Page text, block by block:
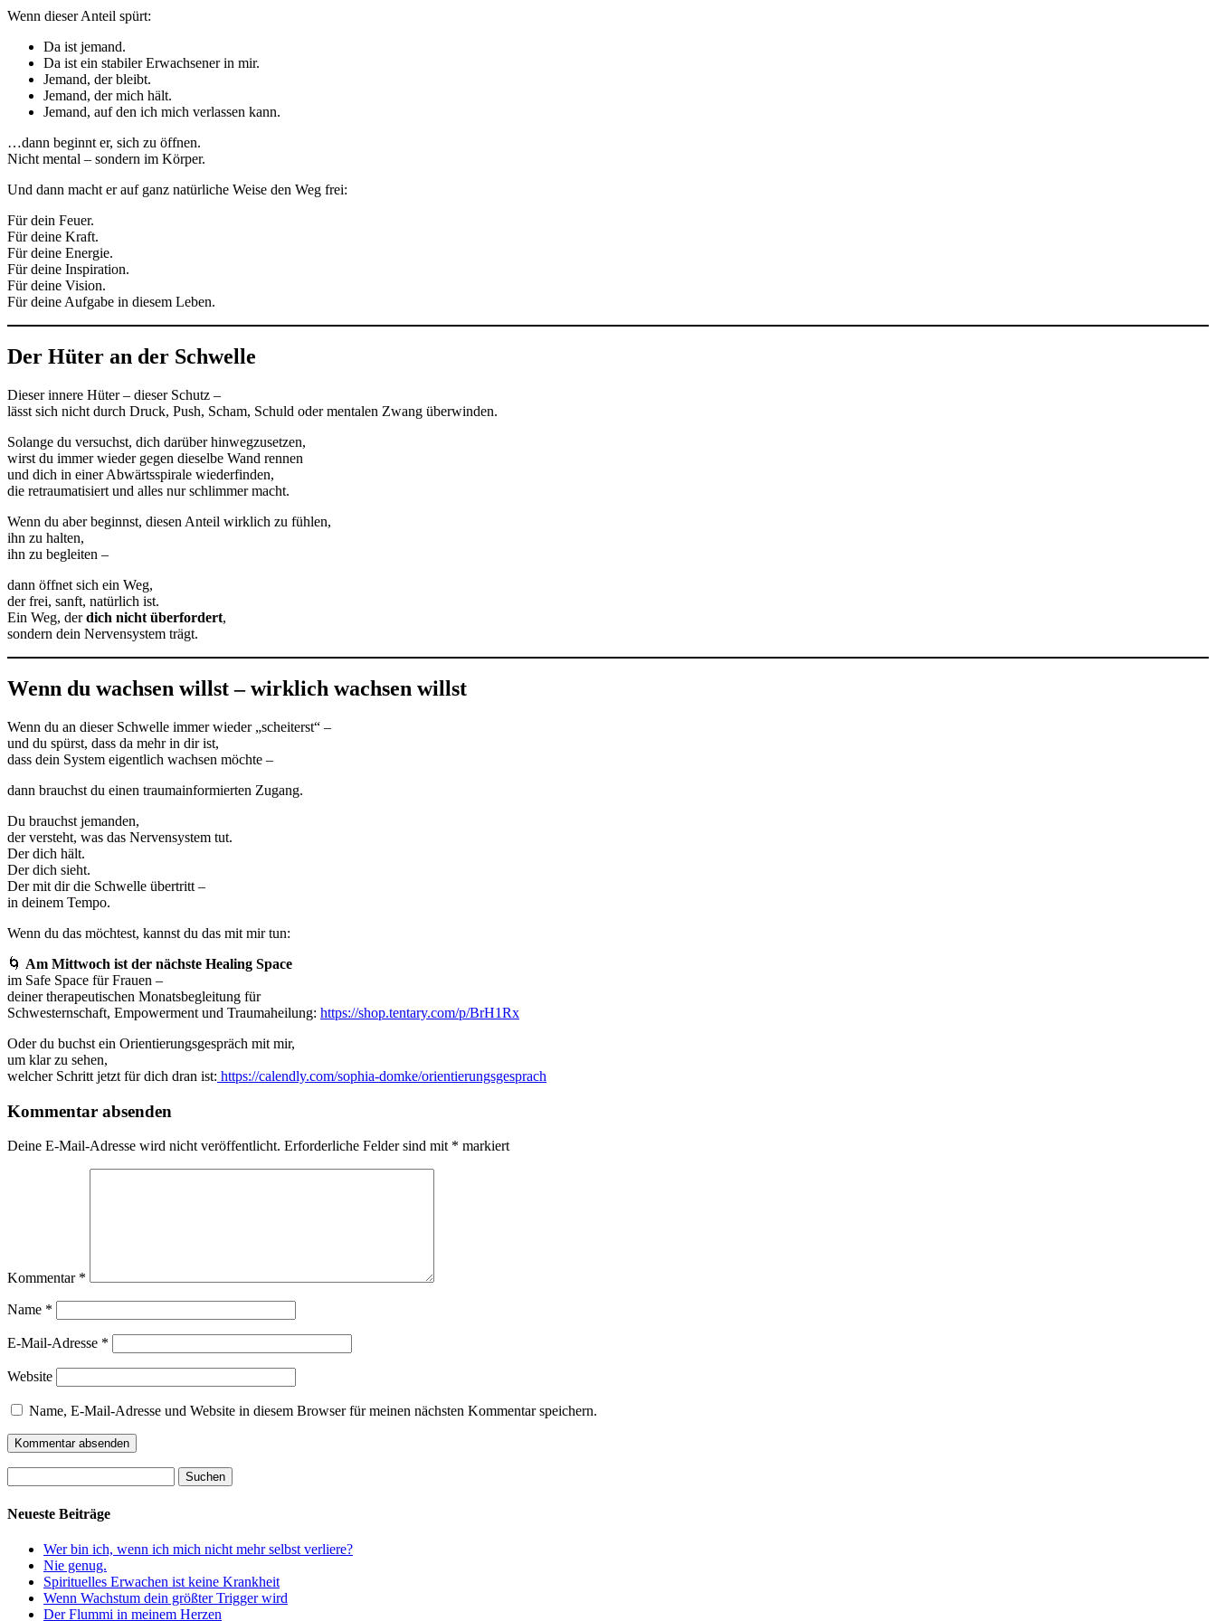
Wenn dieser Anteil spürt:
Da ist jemand.
Da ist ein stabiler Erwachsener in mir.
Jemand, der bleibt.
Jemand, der mich hält.
Jemand, auf den ich mich verlassen kann.
…dann beginnt er, sich zu öffnen.
Nicht mental – sondern im Körper.
Und dann macht er auf ganz natürliche Weise den Weg frei:
Für dein Feuer.
Für deine Kraft.
Für deine Energie.
Für deine Inspiration.
Für deine Vision.
Für deine Aufgabe in diesem Leben.
Der Hüter an der Schwelle
Dieser innere Hüter – dieser Schutz –
lässt sich nicht durch Druck, Push, Scham, Schuld oder mentalen Zwang überwinden.
Solange du versuchst, dich darüber hinwegzusetzen,
wirst du immer wieder gegen dieselbe Wand rennen
und dich in einer Abwärtsspirale wiederfinden,
die retraumatisiert und alles nur schlimmer macht.
Wenn du aber beginnst, diesen Anteil wirklich zu fühlen,
ihn zu halten,
ihn zu begleiten –
dann öffnet sich ein Weg,
der frei, sanft, natürlich ist.
Ein Weg, derdich nicht überfordert,
sondern dein Nervensystem trägt.
Wenn du wachsen willst – wirklich wachsen willst
Wenn du an dieser Schwelle immer wieder „scheiterst“ –
und du spürst, dass da mehr in dir ist,
dass dein System eigentlich wachsen möchte –
dann brauchst du einen traumainformierten Zugang.
Du brauchst jemanden,
der versteht, was das Nervensystem tut.
Der dich hält.
Der dich sieht.
Der mit dir die Schwelle übertritt –
in deinem Tempo.
Wenn du das möchtest, kannst du das mit mir tun:
🌀 Am Mittwoch ist der nächste Healing Space
im Safe Space für Frauen –
deiner therapeutischen Monatsbegleitung für
Schwesternschaft, Empowerment und Traumaheilung: https://shop.tentary.com/p/BrH1Rx
Oder du buchst ein Orientierungsgespräch mit mir,
um klar zu sehen,
welcher Schritt jetzt für dich dran ist: https://calendly.com/sophia-domke/orientierungsgesprach
Kommentar absenden
Deine E-Mail-Adresse wird nicht veröffentlicht. Erforderliche Felder sind mit * markiert
Kommentar *
Name *
E-Mail-Adresse *
Website
Name, E-Mail-Adresse und Website in diesem Browser für meinen nächsten Kommentar speichern.
nach:
Neueste Beiträge
Wer bin ich, wenn ich mich nicht mehr selbst verliere?
Nie genug.
Spirituelles Erwachen ist keine Krankheit
Wenn Wachstum dein größter Trigger wird
Der Flummi in meinem Herzen